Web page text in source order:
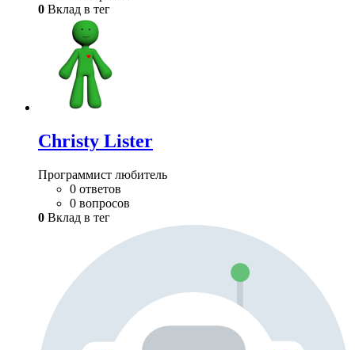
0 Вклад в тег
Christy Lister
Программист любитель
0 ответов
0 вопросов
0 Вклад в тег